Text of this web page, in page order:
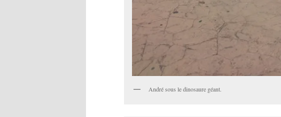
André sous le dinosaure géant.